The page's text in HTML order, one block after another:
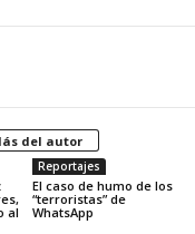
del autor
al
Reportajes
El caso de humo de los
“terroristas” de
WhatsApp